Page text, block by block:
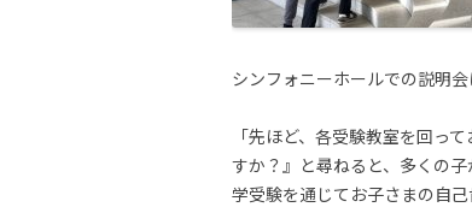
シンフォニーホールでの説明
「先ほど、各受験教室を回っ
すか？』と尋ねると、多くの
学受験を通じてお子さまの自